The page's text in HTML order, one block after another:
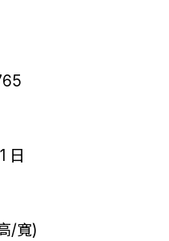
日
/寬)